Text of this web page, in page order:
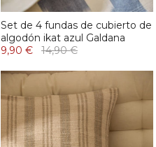
Set de 4 fundas de cubierto de
algodón ikat azul Galdana
9,90 €
14,90 €